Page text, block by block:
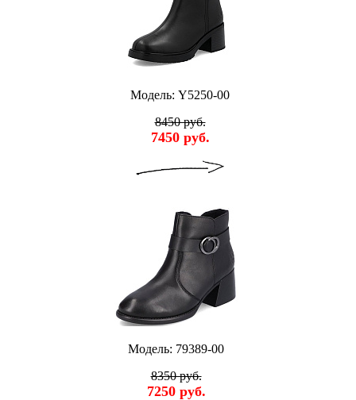
Модель: Y5250-00
8450 руб.
7450 руб.
Модель: 79389-00
8350 руб.
7250 руб.